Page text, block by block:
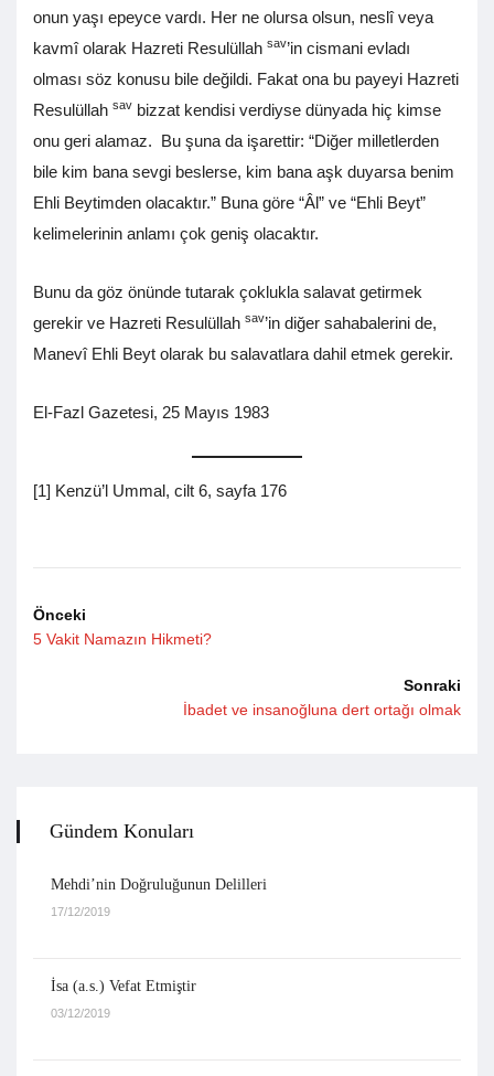
onun yaşı epeyce vardı. Her ne olursa olsun, neslî veya
kavmî olarak Hazreti Resulüllah sav’in cismani evladı
olması söz konusu bile değildi. Fakat ona bu payeyi Hazreti
Resulüllah sav bizzat kendisi verdiyse dünyada hiç kimse
onu geri alamaz. Bu şuna da işarettir: “Diğer milletlerden
bile kim bana sevgi beslerse, kim bana aşk duyarsa benim
Ehli Beytimden olacaktır.” Buna göre “Âl” ve “Ehli Beyt”
kelimelerinin anlamı çok geniş olacaktır.
Bunu da göz önünde tutarak çoklukla salavat getirmek
gerekir ve Hazreti Resulüllah sav’in diğer sahabalerini de,
Manevî Ehli Beyt olarak bu salavatlara dahil etmek gerekir.
El-Fazl Gazetesi, 25 Mayıs 1983
[1] Kenzü’l Ummal, cilt 6, sayfa 176
Önceki
5 Vakit Namazın Hikmeti?
Sonraki
İbadet ve insanoğluna dert ortağı olmak
Gündem Konuları
Mehdi’nin Doğruluğunun Delilleri
17/12/2019
İsa (a.s.) Vefat Etmiştir
03/12/2019